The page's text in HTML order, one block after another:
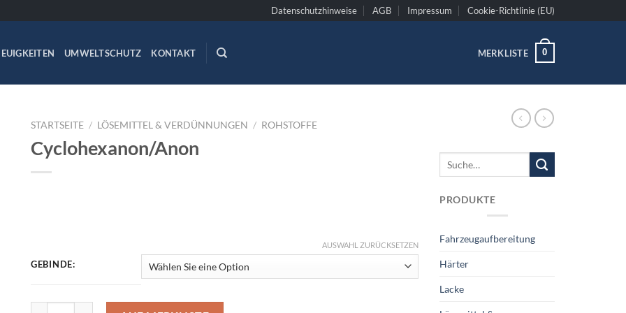
Datenschutzhinweise AGB Impressum Cookie-Richtlinie (EU)
UMWELTSCHUTZ KONTAKT MERKLISTE 0
STARTSEITE / LÖSEMITTEL & VERDÜNNUNGEN / ROHSTOFFE
Cyclohexanon/Anon
GEBINDE:
AUSWAHL ZURÜCKSETZEN
PRODUKTE
Fahrzeugaufbereitung
Härter
Lacke